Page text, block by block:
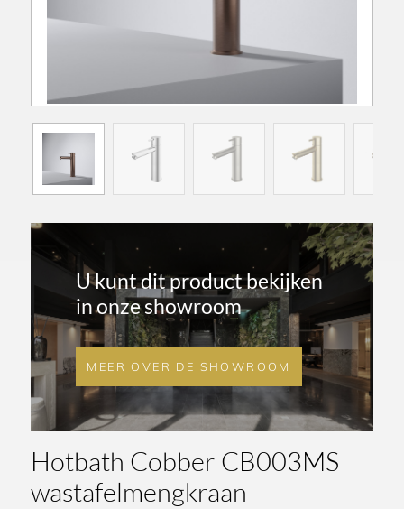
U kunt dit product bekijken
in onze showroom
MEER OVER DE SHOWROOM
Hotbath Cobber CB003MS
wastafelmengkraan